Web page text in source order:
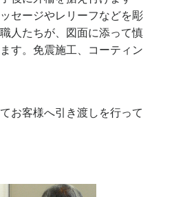
セージやレリーフなどを彫
人たちが、図面に添って慎
す。免震施工、コーティン
お客様へ引き渡しを行って